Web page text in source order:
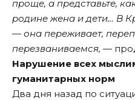
проще, а представьте,
родине жена и дети… В
— она переживает,
перезваниваемся, —
Нарушение всех
гуманитарных норм
Два дня назад по